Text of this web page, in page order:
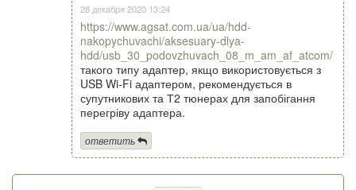
28 декабря 2020 13:24
https://www.agsat.com.ua/ua/hdd-
nakopychuvachi/aksesuary-dlya-
hdd/usb_30_podovzhuvach_08_m_am_af_atcom/
такого типу адаптер, якщо використовується з
USB Wi-Fi адаптером, рекомендується в
супутникових та Т2 тюнерах для запобігання
перегріву адаптера.
ответить